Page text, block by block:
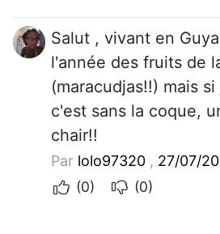
Salut , vivant en
l'année des fruits de
(maracudjas!!) mais
c'est sans la coque,
chair!!
Par lolo97320 , 27/07/
(0)
(0)